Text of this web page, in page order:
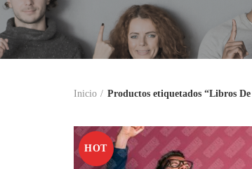
Inicio Productos etiquetados “Libros
HOT